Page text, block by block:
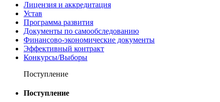
Лицензия и аккредитация
Устав
Программа развития
Документы по самообследованию
Финансово-экономические документы
Эффективный контракт
Конкурсы/Выборы
Поступление
Поступление